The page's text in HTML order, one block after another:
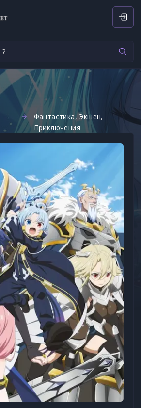
Фантастика,Экшен,
Приключения